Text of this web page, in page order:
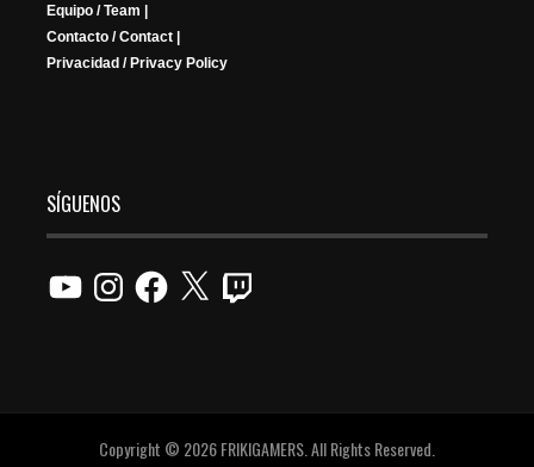
Equipo / Team |
Contacto / Contact |
Privacidad / Privacy Policy
SÍGUENOS
YouTubeInstagramFacebook
X Twitch
Copyright © 2026 FRIKIGAMERS. All Rights Reserved.